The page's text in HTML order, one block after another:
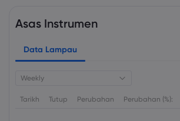
Asas Instrumen
Data Lampau
Weekly
Tarikh Tutup Perubahan Perubahan (%):